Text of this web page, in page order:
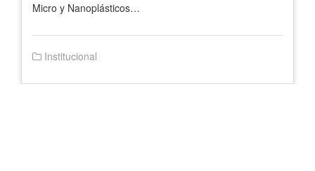
Micro y Nanoplásticos…
Institucional